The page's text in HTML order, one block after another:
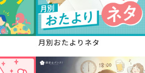
月別おたよりネタ